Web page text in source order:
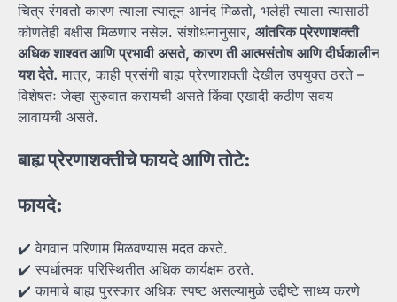
चित्र रंगवतो कारण त्याला त्यातून आनंद मिळतो, भलेही त्याला त्यासाठी
कोणतेही बक्षीस मिळणार नसेल. संशोधनानुसार, आंतरिकप्रेरणाशक्ती
अधिकशाश्वतआणिप्रभावीअसते,कारणतीआत्मसंतोषआणिदीर्घकालीन
यशदेते. मात्र, काही प्रसंगी बाह्य प्रेरणाशक्ती देखील उपयुक्त ठरते –
विशेषतः जेव्हा सुरुवात करायची असते किंवा एखादी कठीण सवय
लावायची असते.
बाह्यप्रेरणाशक्तीचेफायदेआणितोटे:
फायदे:
✔️ वेगवान परिणाम मिळवण्यास मदत करते.
✔️ स्पर्धात्मक परिस्थितीत अधिक कार्यक्षम ठरते.
✔️ कामाचे बाह्य पुरस्कार अधिक स्पष्ट असल्यामुळे उद्दीष्टे साध्य करणे